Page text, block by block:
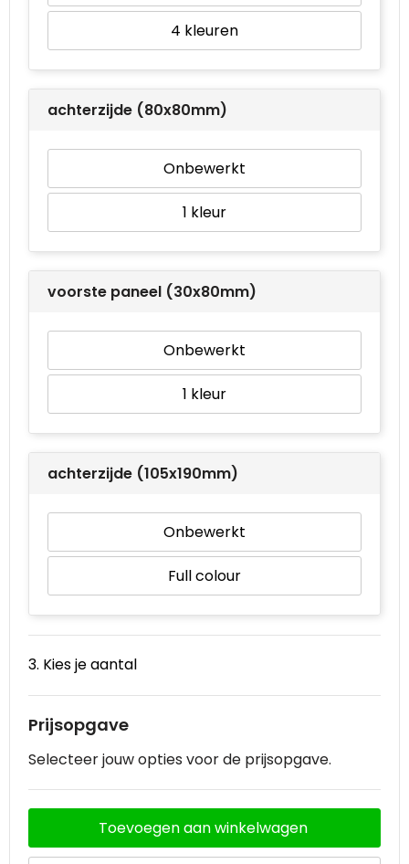
4
achterzijde (80x80mm)
Onbewerkt
1
voorste paneel (30x80mm)
Onbewerkt
1
achterzijde (105x190mm)
Onbewerkt
Full colour
3. Kies je aantal
Prijsopgave
Selecteer jouw opties voor de prijsopgave.
Toevoegen aan winkelwagen